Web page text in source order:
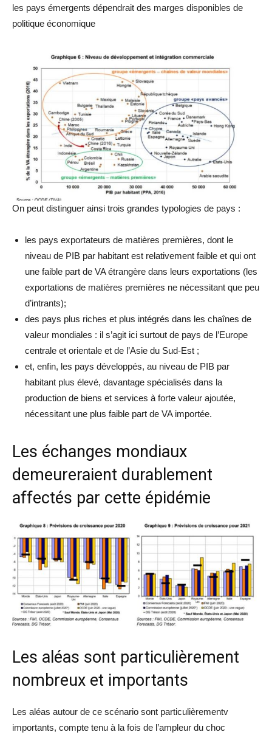
les pays émergents dépendrait des marges disponibles de
politique économique
On peut distinguer ainsi trois grandes typologies de pays :
les pays exportateurs de matières premières, dont le
niveau de PIB par habitant est relativement faible et qui ont
une faible part de VA étrangère dans leurs exportations (les
exportations de matières premières ne nécessitant que peu
d’intrants);
des pays plus riches et plus intégrés dans les chaînes de
valeur mondiales : il s’agit ici surtout de pays de l’Europe
centrale et orientale et de l’Asie du Sud-Est ;
et, enfin, les pays développés, au niveau de PIB par
habitant plus élevé, davantage spécialisés dans la
production de biens et services à forte valeur ajoutée,
nécessitant une plus faible part de VA importée.
Les échanges mondiaux
demeureraient durablement
affectés par cette épidémie
Les aléas sont particulièrement
nombreux et importants
Les aléas autour de ce scénario sont particulièrementv
importants, compte tenu à la fois de l’ampleur du choc